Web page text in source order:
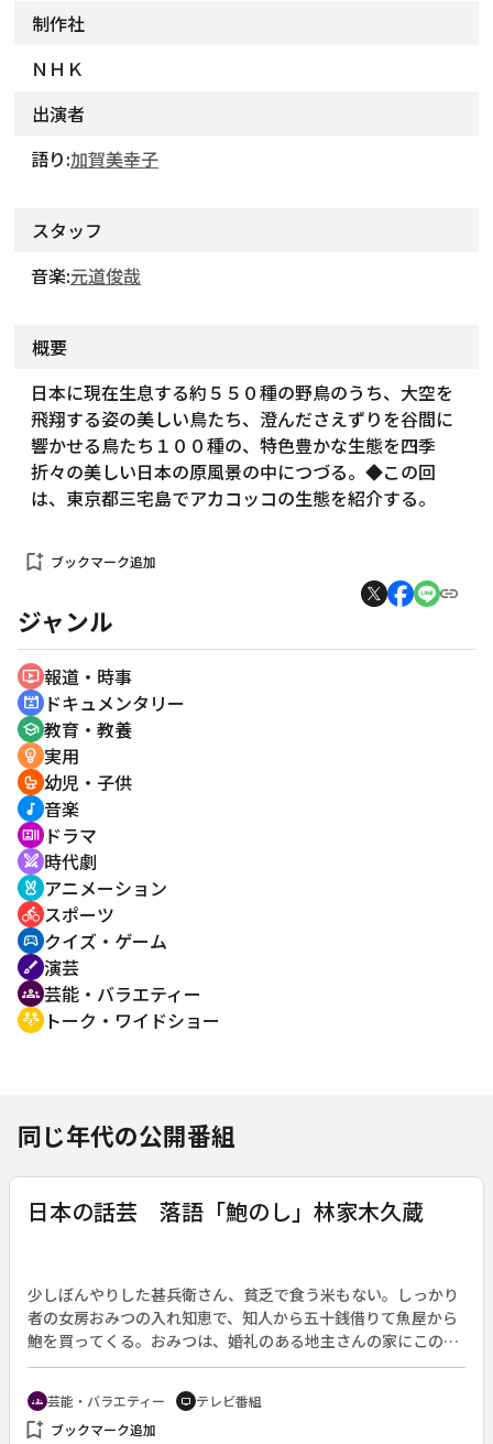
制作社
ＮＨＫ
出演者
語り:加賀美幸子
スタッフ
音楽:元道俊哉
概要
日本に現在生息する約５５０種の野鳥のうち、大空を
飛翔する姿の美しい鳥たち、澄んださえずりを谷間に
響かせる鳥たち１００種の、特色豊かな生態を四季
折々の美しい日本の原風景の中につづる。◆この回
は、東京都三宅島でアカコッコの生態を紹介する。
bookmark_add ブックマーク追加
ジャンル
ondemand_video 報道・時事
cinematic_blur ドキュメンタリー
school 教育・教養
emoji_objects 実用
crib 幼児・子供
music_note 音楽
recent_actors ドラマ
swords 時代劇
cruelty_free アニメーション
directions_bike スポーツ
sports_esports クイズ・ゲーム
brush 演芸
groups 芸能・バラエティー
adaptive_audio_mic トーク・ワイドショー
同じ年代の公開番組
日本の話芸 落語「鮑のし」林家木久蔵
少しぼんやりした甚兵衛さん、貧乏で食う米もない。しっかり
者の女房おみつの入れ知恵で、知人から五十銭借りて魚屋から
鮑を買ってくる。おみつは、婚礼のある地主さんの家にこの鮑
を祝いに届けると、お返しだと言って一円くらいくれるから行
ってきな、と言う。甚兵衛さん、地主の家に行きお祝いの鮑を
差し出したが、お返しを当てにする内緒話までしゃべってしま
う。その上、鮑の片思いと言って、縁起でもないとつっ返され
groups 芸能・バラエティー tv テレビ番組
bookmark_add ブックマーク追加